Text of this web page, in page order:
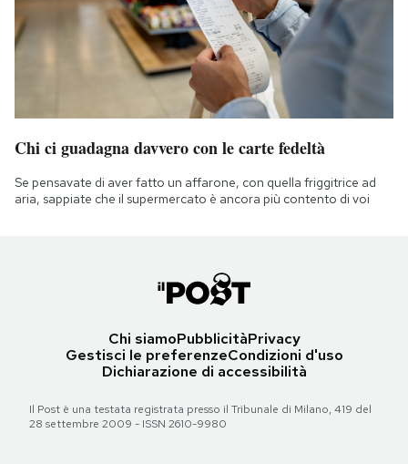
Chi ci guadagna davvero con le carte fedeltà
Se pensavate di aver fatto un affarone, con quella friggitrice ad
aria, sappiate che il supermercato è ancora più contento di voi
Chi siamoPubblicitàPrivacy
Gestisci le preferenzeCondizioni d'uso
Dichiarazione di accessibilità
Il Post è una testata registrata presso il Tribunale di Milano, 419 del
28 settembre 2009 - ISSN 2610-9980